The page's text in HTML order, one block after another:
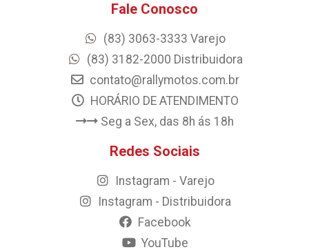
Fale Conosco
(83) 3063-3333 Varejo
(83) 3182-2000 Distribuidora
contato@rallymotos.com.br
HORÁRIO DE ATENDIMENTO
Seg a Sex, das 8h ás 18h
Redes Sociais
Instagram - Varejo
Instagram - Distribuidora
Facebook
YouTube